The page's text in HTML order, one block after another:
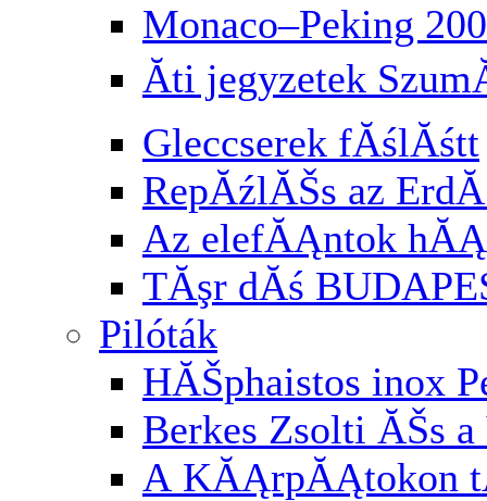
Monaco–Peking
Ăti jegyzetek
Gleccserek fĂślĂśtt
RepĂźlĂŠs az
Az elefĂĄntok
TĂşr dĂś
Pilóták
HĂŠphaistos inox
Berkes Zsolti ĂŠs
A KĂĄrpĂĄtokon